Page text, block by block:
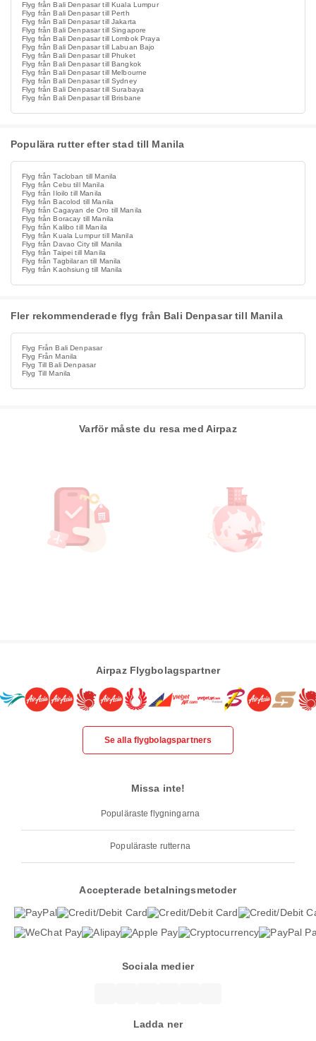
Flyg från Bali Denpasar till Kuala Lumpur
Flyg från Bali Denpasar till Perth
Flyg från Bali Denpasar till Jakarta
Flyg från Bali Denpasar till Singapore
Flyg från Bali Denpasar till Lombok Praya
Flyg från Bali Denpasar till Labuan Bajo
Flyg från Bali Denpasar till Phuket
Flyg från Bali Denpasar till Bangkok
Flyg från Bali Denpasar till Melbourne
Flyg från Bali Denpasar till Sydney
Flyg från Bali Denpasar till Surabaya
Flyg från Bali Denpasar till Brisbane
Populära rutter efter stad till Manila
Flyg från Tacloban till Manila
Flyg från Cebu till Manila
Flyg från Iloilo till Manila
Flyg från Bacolod till Manila
Flyg från Cagayan de Oro till Manila
Flyg från Boracay till Manila
Flyg från Kalibo till Manila
Flyg från Kuala Lumpur till Manila
Flyg från Davao City till Manila
Flyg från Taipei till Manila
Flyg från Tagbilaran till Manila
Flyg från Kaohsiung till Manila
Fler rekommenderade flyg från Bali Denpasar till Manila
Flyg Från Bali Denpasar
Flyg Från Manila
Flyg Till Bali Denpasar
Flyg Till Manila
Varför måste du resa med Airpaz
Airpaz Flygbolagspartner
Se alla flygbolagspartners
Missa inte!
Populäraste flygningarna
Populäraste rutterna
Accepterade betalningsmetoder
Sociala medier
Ladda ner